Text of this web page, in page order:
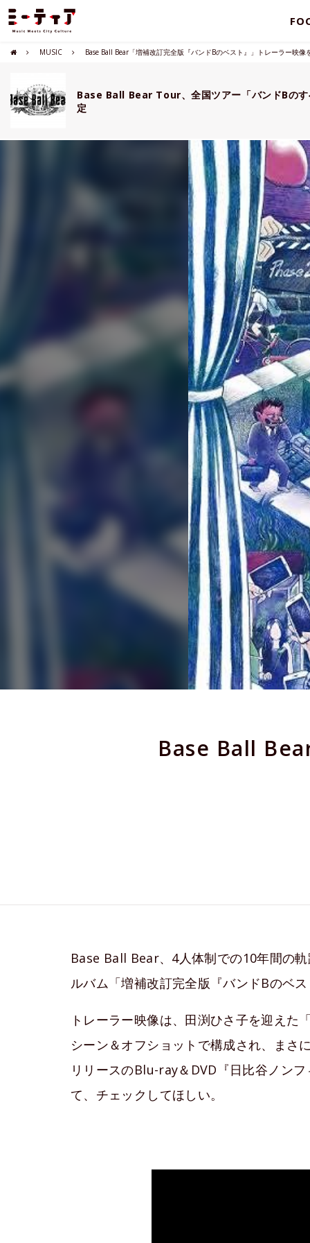
MUSIC Base Ball Bear「増補改訂完全版『バンドBのベスト』」トレーラー映像
Base Ball Bear Tour、全国ツアー「バンドBの
定
Base Ball
Base Ball Bear、4人体制での10年間の
ルバム「増補改訂完全版『バンドBのベ
トレーラー映像は、田渕ひさ子を迎え
シーン＆オフショットで構成され、まさ
リリースのBlu-ray＆DVD『日比谷ノン
て、チェックしてほしい。